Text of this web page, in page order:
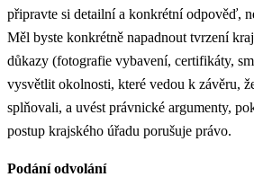
připravte si detailní a konkrétní odpověď,
Měl byste konkrétně napadnout tvrzení
důkazy (fotografie vybavení, certifikáty,
vysvětlit okolnosti, které vedou k závěru,
splňovali, a uvést právnické argumenty,
postup krajského úřadu porušuje právo.
Podání odvolání